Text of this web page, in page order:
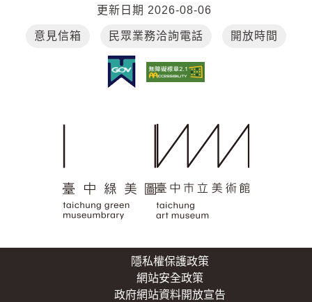
更新日期 2026-08-06
意見信箱 民眾業務洽詢電話 開放時間
隱私權保護政策
網站安全政策
政府網站資料開放宣告